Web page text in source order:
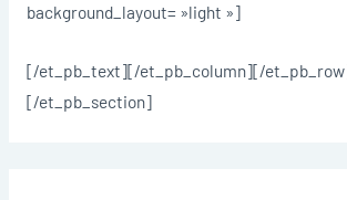
background_layout= »light »]
[/et_pb_text][/et_pb_column][/
[/et_pb_section]